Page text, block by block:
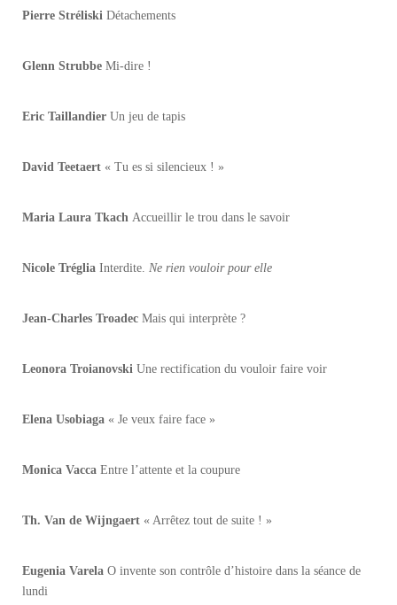
Pierre Stréliski Détachements
Glenn Strubbe Mi-dire !
Eric Taillandier Un jeu de tapis
David Teetaert « Tu es si silencieux ! »
Maria Laura Tkach Accueillir le trou dans le savoir
Nicole Tréglia Interdite. Ne rien vouloir pour elle
Jean-Charles Troadec Mais qui interprète ?
Leonora Troianovski Une rectification du vouloir faire voir
Elena Usobiaga « Je veux faire face »
Monica Vacca Entre l’attente et la coupure
Th. Van de Wijngaert « Arrêtez tout de suite ! »
Eugenia Varela O invente son contrôle d’histoire dans la séance de
lundi